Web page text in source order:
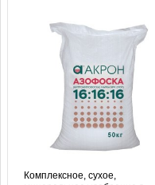
Комплексное, сухое,